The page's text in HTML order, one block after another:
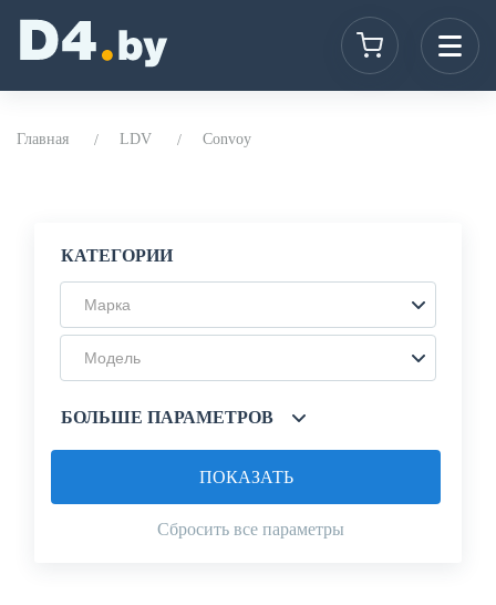
Главная LDV Convoy
КАТЕГОРИИ
Марка
Модель
БОЛЬШЕ ПАРАМЕТРОВ
Сбросить все параметры
ПОКАЗАТЬ